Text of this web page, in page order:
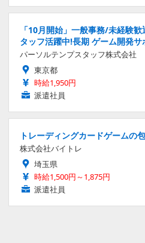
「10月開始」一般事務/未経験
タッフ活躍中!長期 ゲーム開発サ
パーソルテンプスタッフ株式会社
東京都
時給1,950円
派遣社員
トレーディングカードゲームの
株式会社バイトレ
埼玉県
時給1,500円～1,875円
派遣社員